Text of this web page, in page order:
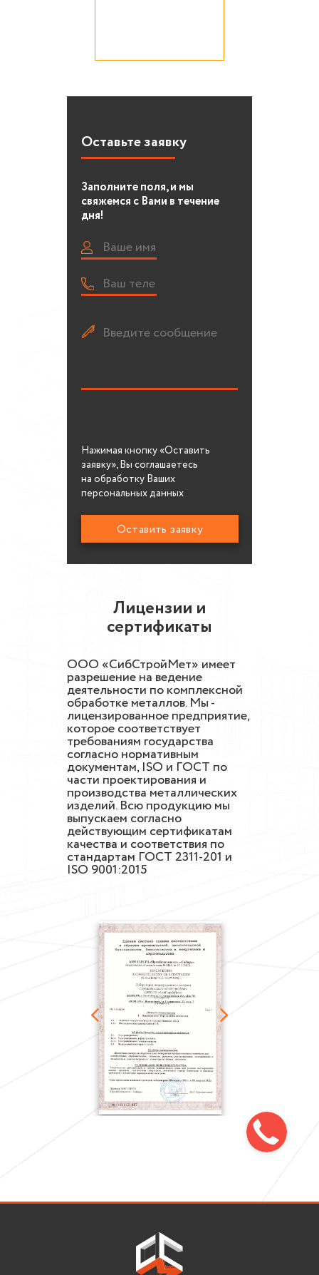
Оставьте заявку
Заполните поля, и мы
свяжемся с Вами в течение
дня!
Нажимая кнопку «Оставить
заявку», Вы соглашаетесь
на обработку Ваших
персональных данных
Лицензии и
сертификаты
ООО «СибСтройМет» имеет
разрешение на ведение
деятельности по комплексной
обработке металлов. Мы -
лицензированное предприятие,
которое соответствует
требованиям государства
согласно нормативным
документам, ISO и ГОСТ по
части проектирования и
производства металлических
изделий. Всю продукцию мы
выпускаем согласно
действующим сертификатам
качества и соответствия по
стандартам ГОСТ 2311-201 и
ISO 9001:2015